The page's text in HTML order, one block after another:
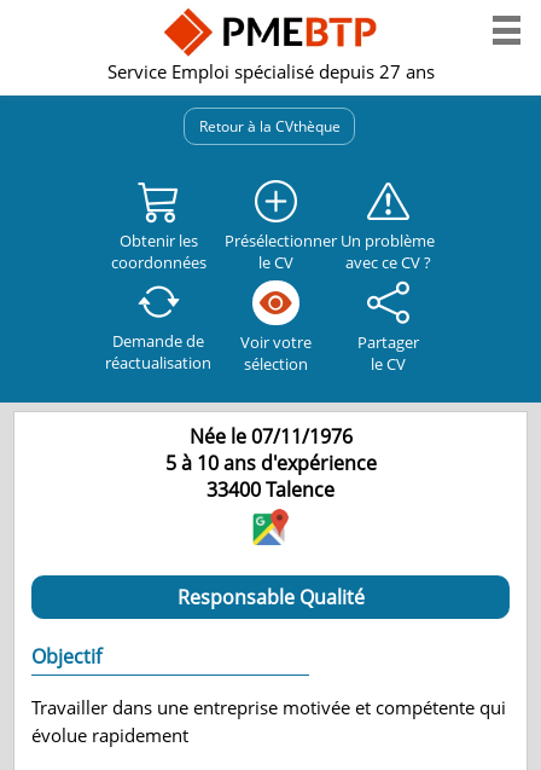
Service Emploi spécialisé depuis 27 ans
Retour à la CVthèque
Obtenir les
coordonnées
Présélectionner
le CV
Un problème
avec ce CV ?
Demande de
réactualisation
Voir votre
sélection
Partager
le CV
Née le 07/11/1976
5 à 10 ans d'expérience
33400Talence
Responsable Qualité
Objectif
Travailler dans une entreprise motivée et compétente qui
évolue rapidement